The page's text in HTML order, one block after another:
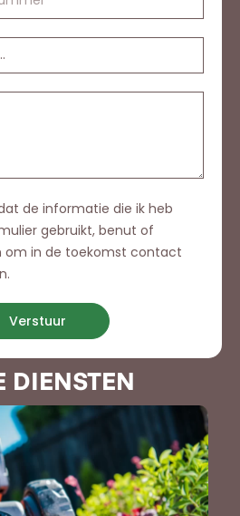
de informatie die ik heb
gebruikt, benut of
om in de toekomst contact
Verstuur
DIENSTEN